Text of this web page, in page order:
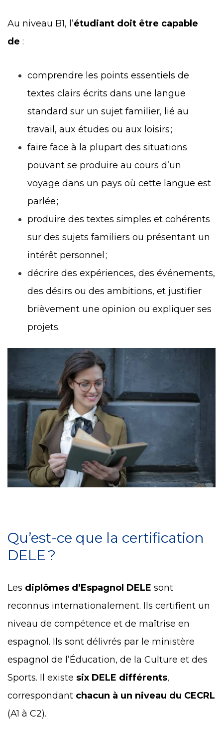
Au niveau B1, l’étudiant doit être capable
de :
comprendre les points essentiels de
textes clairs écrits dans une langue
standard sur un sujet familier, lié au
travail, aux études ou aux loisirs ;
faire face à la plupart des situations
pouvant se produire au cours d’un
voyage dans un pays où cette langue est
parlée ;
produire des textes simples et cohérents
sur des sujets familiers ou présentant un
intérêt personnel ;
décrire des expériences, des événements,
des désirs ou des ambitions, et justifier
brièvement une opinion ou expliquer ses
projets.
Qu’est-ce que la certification
DELE ?
Les diplômes d’Espagnol DELE sont
reconnus internationalement. Ils certifient un
niveau de compétence et de maîtrise en
espagnol. Ils sont délivrés par le ministère
espagnol de l’Éducation, de la Culture et des
Sports. Il existe six DELE différents,
correspondant chacun à un niveau du CECRL
(A1 à C2).